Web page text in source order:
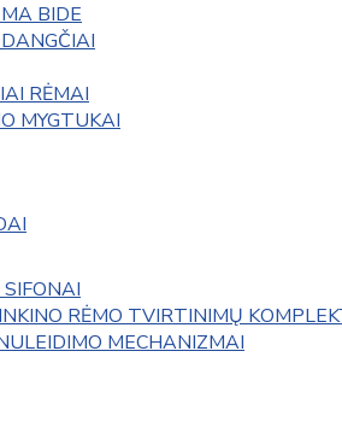
BIDE
RĖMAI
MYGTUKAI
SIFONAI
RĖMO TVIRTINIMŲ
MECHANIZMAI